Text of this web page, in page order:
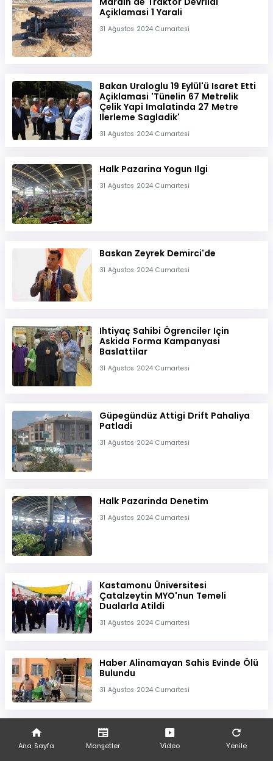
Açiklamasi 1 Yarali
31 Ağustos 2024 Cumartesi
Bakan Uraloglu 19 Eylül'ü Isaret Etti
Açiklamasi 'Tünelin 67 Metrelik
Çelik Yapi Imalatinda 27 Metre
Ilerleme Sagladik'
31 Ağustos 2024 Cumartesi
Halk Pazarina Yogun Ilgi
31 Ağustos 2024 Cumartesi
Baskan Zeyrek Demirci'de
31 Ağustos 2024 Cumartesi
Ihtiyaç Sahibi Ögrenciler Için
Askida Forma Kampanyasi
Baslattilar
31 Ağustos 2024 Cumartesi
Güpegündüz Attigi Drift Pahaliya
Patladi
31 Ağustos 2024 Cumartesi
Halk Pazarinda Denetim
31 Ağustos 2024 Cumartesi
Kastamonu Üniversitesi
Çatalzeytin MYO'nun Temeli
Dualarla Atildi
31 Ağustos 2024 Cumartesi
Haber Alinamayan Sahis Evinde Ölü
Bulundu
31 Ağustos 2024 Cumartesi
Ankara'da Kereste
Imalathanesinde Yangin
Ana Sayfa Manşetler Video Yenile